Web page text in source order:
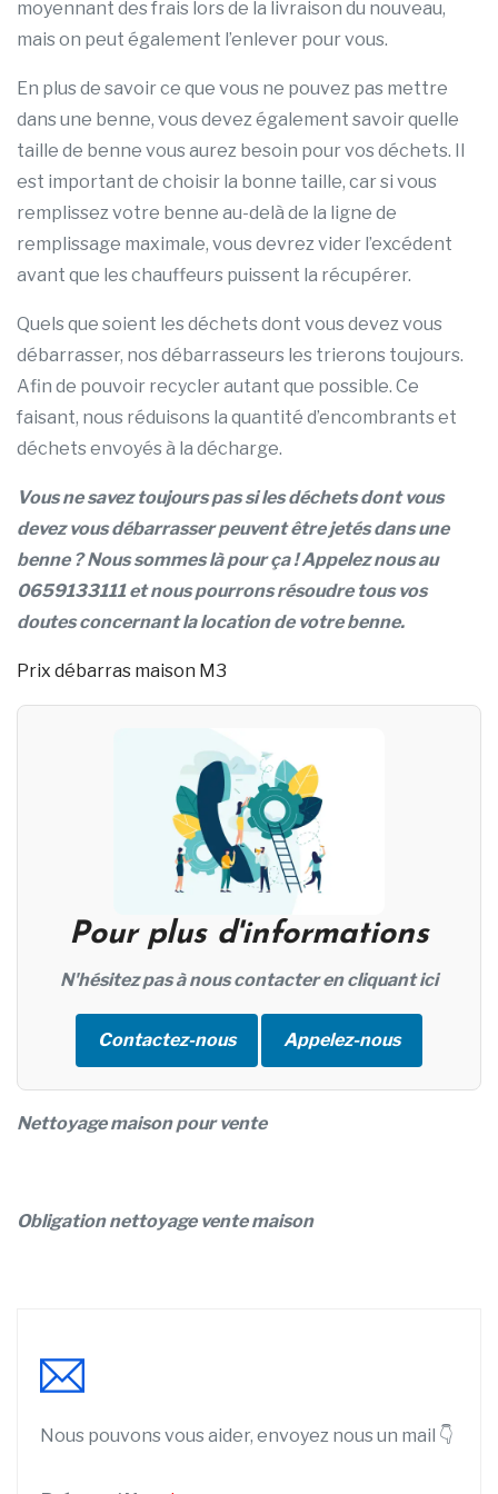
moyennant des frais lors de la livraison du nouveau,
mais on peut également l’enlever pour vous.
En plus de savoir ce que vous ne pouvez pas mettre
dans une benne, vous devez également savoir quelle
taille de benne vous aurez besoin pour vos déchets. Il
est important de choisir la bonne taille, car si vous
remplissez votre benne au-delà de la ligne de
remplissage maximale, vous devrez vider l’excédent
avant que les chauffeurs puissent la récupérer.
Quels que soient les déchets dont vous devez vous
débarrasser, nos débarrasseurs les trierons toujours.
Afin de pouvoir recycler autant que possible. Ce
faisant, nous réduisons la quantité d’encombrants et
déchets envoyés à la décharge.
Vous ne savez toujours pas si les déchets dont vous
devez vous débarrasser peuvent être jetés dans une
benne ? Nous sommes là pour ça ! Appelez nous au
0659133111 et nous pourrons résoudre tous vos
doutes concernant la location de votre benne.
Prix débarras maison M3
Pour plus d'informations
N'hésitez pas à nous contacter en cliquant ici
Contactez-nous Appelez-nous
Nettoyage maison pour vente
Obligation nettoyage vente maison
Nous pouvons vous aider, envoyez nous un mail 👇